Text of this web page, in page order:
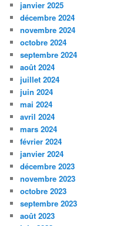
janvier 2025
décembre 2024
novembre 2024
octobre 2024
septembre 2024
août 2024
juillet 2024
juin 2024
mai 2024
avril 2024
mars 2024
février 2024
janvier 2024
décembre 2023
novembre 2023
octobre 2023
septembre 2023
août 2023